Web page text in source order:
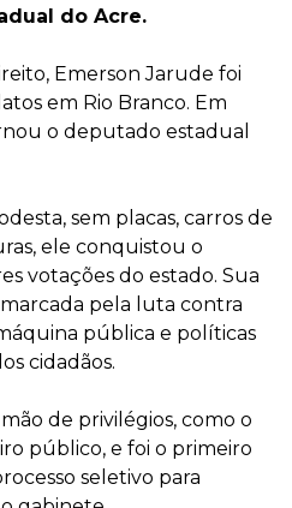
do Acre.
Emerson Jarude foi
em Rio Branco. Em
o deputado estadual
sem placas, carros de
ele conquistou o
votações do estado. Sua
pela luta contra
pública e políticas
cidadãos.
de privilégios, como o
público, e foi o primeiro
seletivo para